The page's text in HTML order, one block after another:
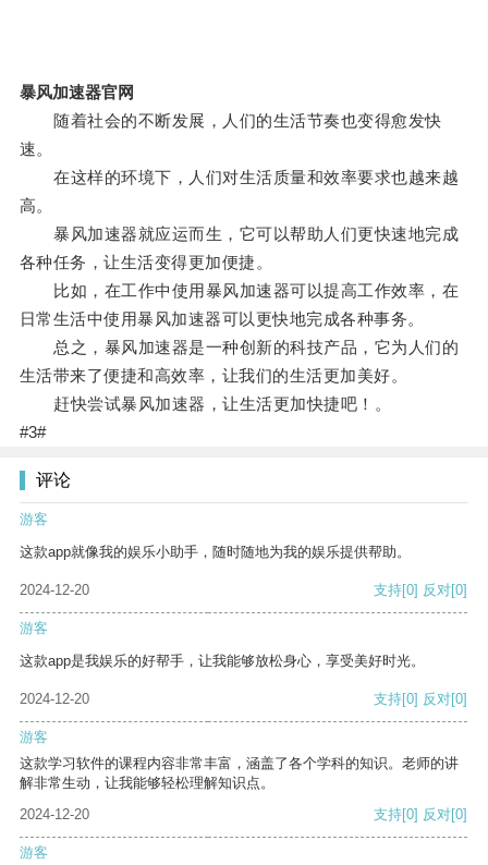
暴风加速器官网
随着社会的不断发展，人们的生活节奏也变得愈发快
速。
在这样的环境下，人们对生活质量和效率要求也越来越
高。
暴风加速器就应运而生，它可以帮助人们更快速地完成
各种任务，让生活变得更加便捷。
比如，在工作中使用暴风加速器可以提高工作效率，在
日常生活中使用暴风加速器可以更快地完成各种事务。
总之，暴风加速器是一种创新的科技产品，它为人们的
生活带来了便捷和高效率，让我们的生活更加美好。
赶快尝试暴风加速器，让生活更加快捷吧！。
#3#
评论
游客
这款app就像我的娱乐小助手，随时随地为我的娱乐提供帮助。
2024-12-20 支持[0] 反对[0]
游客
这款app是我娱乐的好帮手，让我能够放松身心，享受美好时光。
2024-12-20 支持[0] 反对[0]
游客
这款学习软件的课程内容非常丰富，涵盖了各个学科的知识。老师的讲
解非常生动，让我能够轻松理解知识点。
2024-12-20
支持[0] 反对[0]
游客